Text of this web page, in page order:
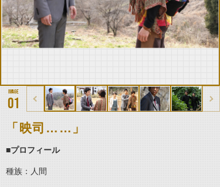
01
「映司……」
■プロフィール
種族：人間